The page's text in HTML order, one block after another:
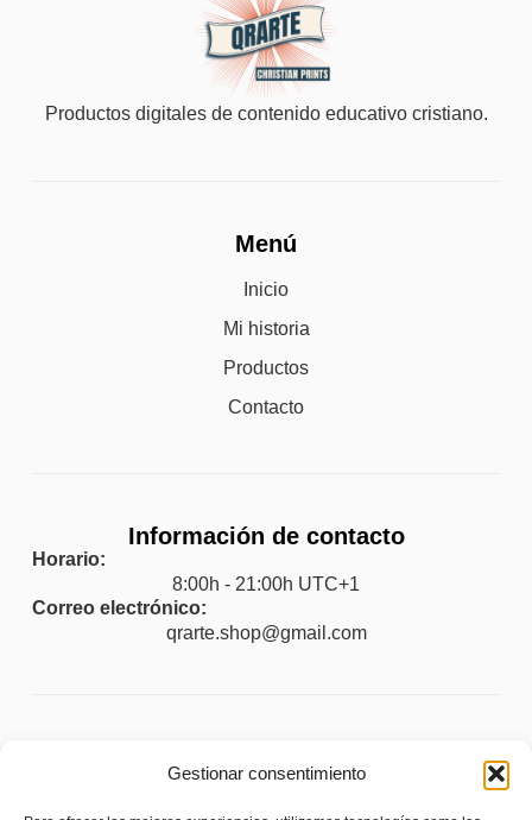
Gestionar consentimiento
Productos digitales de contenido educativo cristiano.
Menú
Inicio
Mi historia
Productos
Contacto
Información de contacto
Horario:
8:00h - 21:00h UTC+1
Correo electrónico:
qrarte.shop@gmail.com